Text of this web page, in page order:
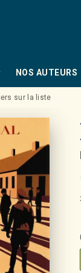
NOS AUTEURS
sur la liste